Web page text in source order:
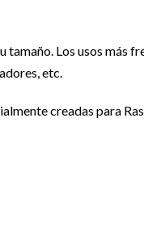
Los usos más
etc.
creadas para